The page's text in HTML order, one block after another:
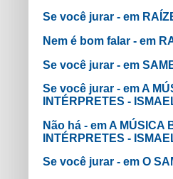
Se você jurar - em
Nem é bom falar - em
Se você jurar - em
Se você jurar - em A
INTÉRPRETES -
Não há - em A MÚSICA
INTÉRPRETES -
Se você jurar - em O